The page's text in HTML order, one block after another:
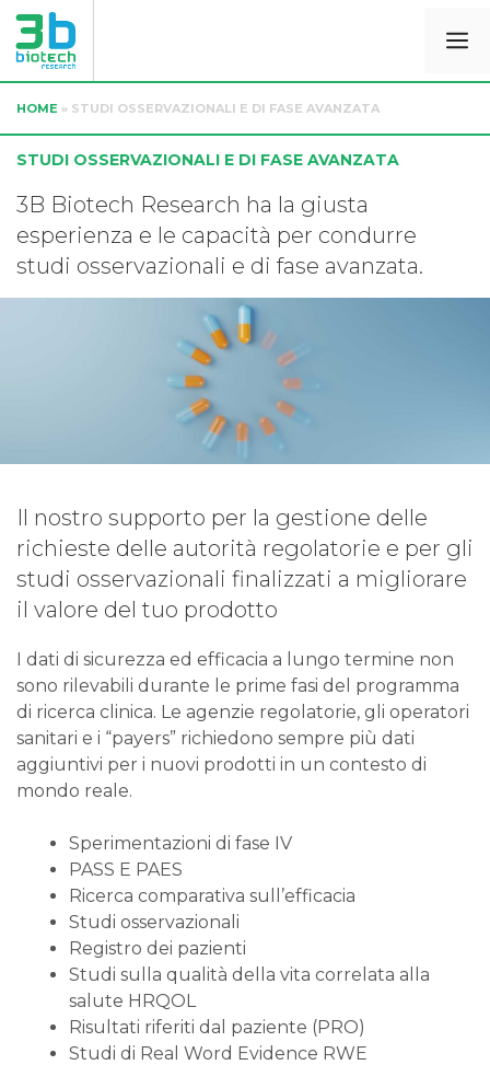
HOME » STUDI OSSERVAZIONALI E DI FASE AVANZATA
STUDI OSSERVAZIONALI E DI FASE AVANZATA
3B Biotech Research ha la giusta
esperienza e le capacità per condurre
studi osservazionali e di fase avanzata.
Il nostro supporto per la gestione delle
richieste delle autorità regolatorie e per gli
studi osservazionali finalizzati a migliorare
il valore del tuo prodotto
I dati di sicurezza ed efficacia a lungo termine non
sono rilevabili durante le prime fasi del programma
di ricerca clinica. Le agenzie regolatorie, gli operatori
sanitari e i “payers” richiedono sempre più dati
aggiuntivi per i nuovi prodotti in un contesto di
mondo reale.
Sperimentazioni di fase IV
PASS E PAES
Ricerca comparativa sull’efficacia
Studi osservazionali
Registro dei pazienti
Studi sulla qualità della vita correlata alla
salute HRQOL
Risultati riferiti dal paziente (PRO)
Studi di Real Word Evidence RWE